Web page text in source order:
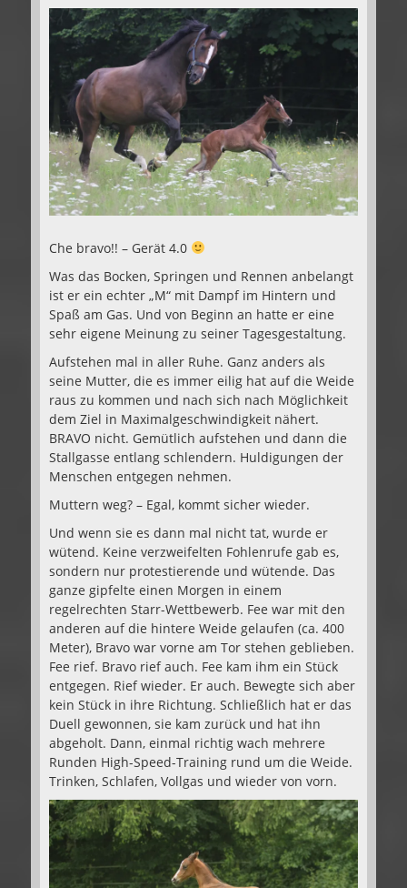
Che bravo!! – Gerät 4.0
Was das Bocken, Springen und Rennen anbelangt
ist er ein echter „M“ mit Dampf im Hintern und
Spaß am Gas. Und von Beginn an hatte er eine
sehr eigene Meinung zu seiner Tagesgestaltung.
Aufstehen mal in aller Ruhe. Ganz anders als
seine Mutter, die es immer eilig hat auf die Weide
raus zu kommen und nach sich nach Möglichkeit
dem Ziel in Maximalgeschwindigkeit nähert.
BRAVO nicht. Gemütlich aufstehen und dann die
Stallgasse entlang schlendern. Huldigungen der
Menschen entgegen nehmen.
Muttern weg? – Egal, kommt sicher wieder.
Und wenn sie es dann mal nicht tat, wurde er
wütend. Keine verzweifelten Fohlenrufe gab es,
sondern nur protestierende und wütende. Das
ganze gipfelte einen Morgen in einem
regelrechten Starr-Wettbewerb. Fee war mit den
anderen auf die hintere Weide gelaufen (ca. 400
Meter), Bravo war vorne am Tor stehen geblieben.
Fee rief. Bravo rief auch. Fee kam ihm ein Stück
entgegen. Rief wieder. Er auch. Bewegte sich aber
kein Stück in ihre Richtung. Schließlich hat er das
Duell gewonnen, sie kam zurück und hat ihn
abgeholt. Dann, einmal richtig wach mehrere
Runden High-Speed-Training rund um die Weide.
Trinken, Schlafen, Vollgas und wieder von vorn.